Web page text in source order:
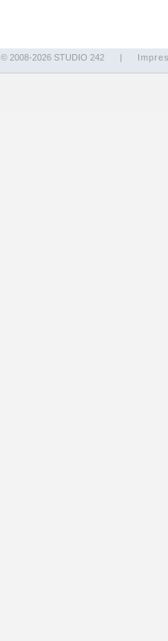
© 2008-2026 STUDIO 242 |